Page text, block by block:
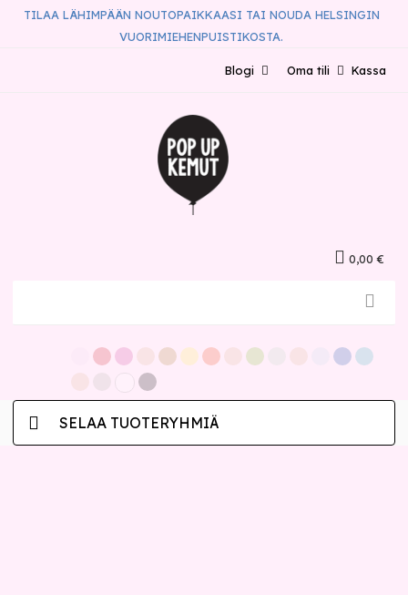
TILAA LÄHIMPÄÄN NOUTOPAIKKAASI TAI NOUDA HELSINGIN
VUORIMIEHENPUISTIKOSTA.
Kassa
Oma tili
Blogi
0,00 €
SELAA TUOTERYHMIÄ